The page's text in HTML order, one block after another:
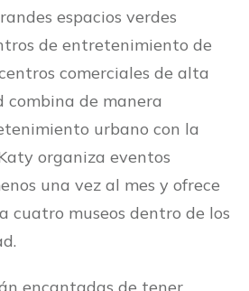
espacios verdes
de entretenimiento de
comerciales de alta
combina de manera
urbano con la
organiza eventos
una vez al mes y ofrece
museos dentro de los
encantadas de tener